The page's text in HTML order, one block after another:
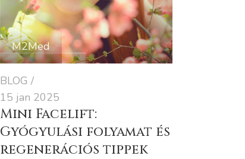
M2Med
BLOG
15 jan 2025
Mini Facelift:
Gyógyulási folyamat és
regenerációs tippek